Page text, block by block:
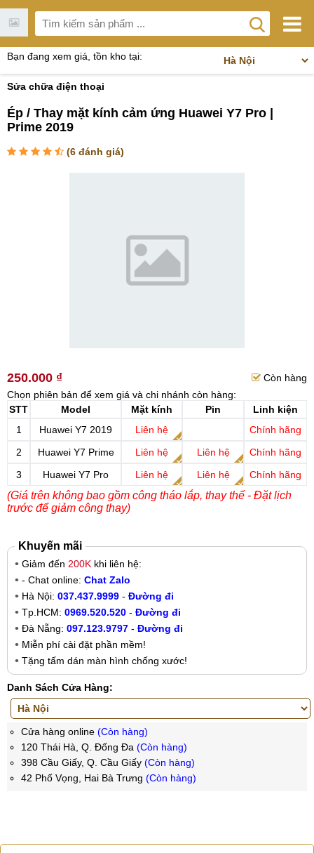
Bạn đang xem giá, tồn kho tại:
Sửa chữa điện thoại
Ép / Thay mặt kính cảm ứng Huawei Y7 Pro |
Prime 2019
(6 đánh giá)
250.000 ₫
Còn hàng
Chọn phiên bản để xem giá và chi nhánh còn hàng:
STT
Model Mặt kính Pin
Linh kiện
1
Huawei Y7 2019 Liên hệ
Chính hãng
2
Huawei Y7 Prime Liên hệ Liên hệ
Chính hãng
3
Huawei Y7 Pro Liên hệ Liên hệ Chính hãng
(Giá trên không bao gồm công tháo lắp, thay thế - Đặt lịch
trước để giảm công thay)
Khuyến mãi
Giảm đến 200K khi liên hệ:
- Chat online: Chat Zalo
Hà Nội: 037.437.9999 - Đường đi
Tp.HCM: 0969.520.520 - Đường đi
Đà Nẵng: 097.123.9797 - Đường đi
Miễn phí cài đặt phần mềm!
Tặng tấm dán màn hình chống xước!
Danh Sách Cửa Hàng:
Cửa hàng online (Còn hàng)
120 Thái Hà, Q. Đống Đa (Còn hàng)
398 Cầu Giấy, Q. Cầu Giấy (Còn hàng)
42 Phố Vọng, Hai Bà Trưng (Còn hàng)